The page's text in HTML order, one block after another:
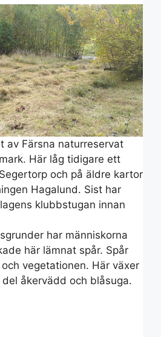
av Färsna naturreservat
Här låg tidigare ett
och på äldre kartor
Hagalund. Sist har
klubbstugan innan
har människorna
här lämnat spår. Spår
vegetationen. Här växer
åkervädd och blåsuga.